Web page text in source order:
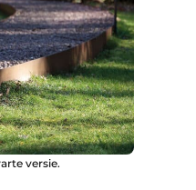
versie.